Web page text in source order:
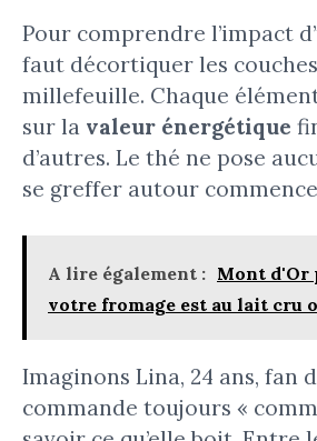
Pour comprendre l’impact
faut décortiquer les
millefeuille. Chaque
sur la valeur énergétique
d’autres. Le thé ne pose
se greffer autour
A lire également : Mont d'Or
votre fromage est au lait cru
Imaginons Lina, 24 ans, fan
commande toujours «